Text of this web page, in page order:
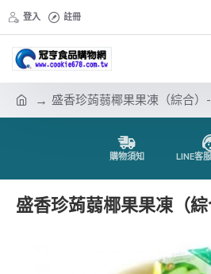
登入 註冊
盛香珍蒟蒻椰果果凍（綜合）
購物須知 LINE客
盛香珍蒟蒻椰果果凍（